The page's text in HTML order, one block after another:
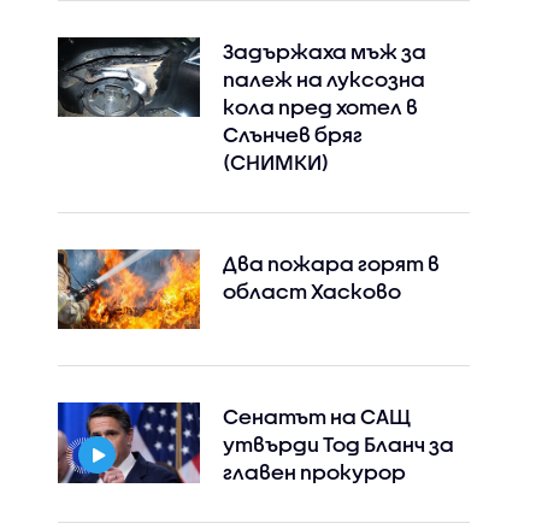
Задържаха мъж за
палеж на луксозна
кола пред хотел в
Слънчев бряг
(СНИМКИ)
Два пожара горят в
област Хасково
Сенатът на САЩ
утвърди Тод Бланч за
главен прокурор